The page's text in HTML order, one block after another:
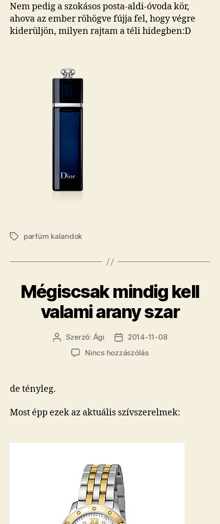
Nem pedig a szokásos posta-aldi-óvoda kör,
ahova az ember röhögve fújja fel, hogy végre
kiderüljön, milyen rajtam a téli hidegben:D
Címkékparfüm kalandok
Mégiscsak mindig kell
valami arany szar
Bejegyzés
szerzője
Szerző: Ági
Bejegyzés
dátuma
2014-11-08
Nincs hozzászólása(z)
arany
szar
de tényleg.
Most épp ezek az aktuális szívszerelmek: